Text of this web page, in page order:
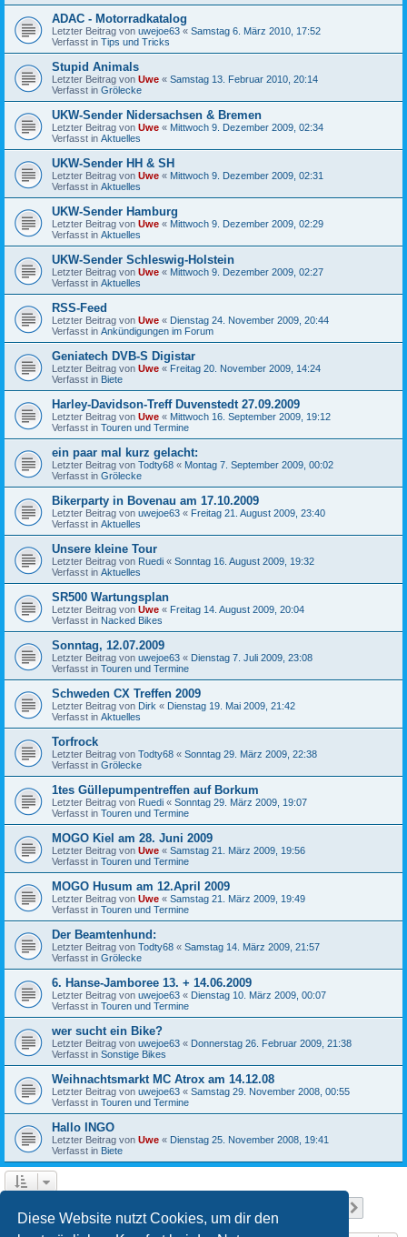
Diese Website nutzt Cookies, um dir den
ADAC - Motorradkatalog
Letzter Beitrag von uwejoe63 « Samstag 6. März 2010, 17:52
Verfasst in Tips und Tricks
Stupid Animals
Letzter Beitrag von Uwe « Samstag 13. Februar 2010, 20:14
Verfasst in Grölecke
UKW-Sender Nidersachsen & Bremen
Letzter Beitrag von Uwe « Mittwoch 9. Dezember 2009, 02:34
Verfasst in Aktuelles
UKW-Sender HH & SH
Letzter Beitrag von Uwe « Mittwoch 9. Dezember 2009, 02:31
Verfasst in Aktuelles
UKW-Sender Hamburg
Letzter Beitrag von Uwe « Mittwoch 9. Dezember 2009, 02:29
Verfasst in Aktuelles
UKW-Sender Schleswig-Holstein
Letzter Beitrag von Uwe « Mittwoch 9. Dezember 2009, 02:27
Verfasst in Aktuelles
RSS-Feed
Letzter Beitrag von Uwe « Dienstag 24. November 2009, 20:44
Verfasst in Ankündigungen im Forum
Geniatech DVB-S Digistar
Letzter Beitrag von Uwe « Freitag 20. November 2009, 14:24
Verfasst in Biete
Harley-Davidson-Treff Duvenstedt 27.09.2009
Letzter Beitrag von Uwe « Mittwoch 16. September 2009, 19:12
Verfasst in Touren und Termine
ein paar mal kurz gelacht:
Letzter Beitrag von Todty68 « Montag 7. September 2009, 00:02
Verfasst in Grölecke
Bikerparty in Bovenau am 17.10.2009
Letzter Beitrag von uwejoe63 « Freitag 21. August 2009, 23:40
Verfasst in Aktuelles
Unsere kleine Tour
Letzter Beitrag von Ruedi « Sonntag 16. August 2009, 19:32
Verfasst in Aktuelles
SR500 Wartungsplan
Letzter Beitrag von Uwe « Freitag 14. August 2009, 20:04
Verfasst in Nacked Bikes
Sonntag, 12.07.2009
Letzter Beitrag von uwejoe63 « Dienstag 7. Juli 2009, 23:08
Verfasst in Touren und Termine
Schweden CX Treffen 2009
Letzter Beitrag von Dirk « Dienstag 19. Mai 2009, 21:42
Verfasst in Aktuelles
Torfrock
Letzter Beitrag von Todty68 « Sonntag 29. März 2009, 22:38
Verfasst in Grölecke
1tes Güllepumpentreffen auf Borkum
Letzter Beitrag von Ruedi « Sonntag 29. März 2009, 19:07
Verfasst in Touren und Termine
MOGO Kiel am 28. Juni 2009
Letzter Beitrag von Uwe « Samstag 21. März 2009, 19:56
Verfasst in Touren und Termine
MOGO Husum am 12.April 2009
Letzter Beitrag von Uwe « Samstag 21. März 2009, 19:49
Verfasst in Touren und Termine
Der Beamtenhund:
Letzter Beitrag von Todty68 « Samstag 14. März 2009, 21:57
Verfasst in Grölecke
6. Hanse-Jamboree 13. + 14.06.2009
Letzter Beitrag von uwejoe63 « Dienstag 10. März 2009, 00:07
Verfasst in Touren und Termine
wer sucht ein Bike?
Letzter Beitrag von uwejoe63 « Donnerstag 26. Februar 2009, 21:38
Verfasst in Sonstige Bikes
Weihnachtsmarkt MC Atrox am 14.12.08
Letzter Beitrag von uwejoe63 « Samstag 29. November 2008, 00:55
Verfasst in Touren und Termine
Hallo INGO
Letzter Beitrag von Uwe « Dienstag 25. November 2008, 19:41
Verfasst in Biete